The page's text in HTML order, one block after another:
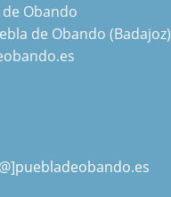
Obando
de Obando (Badajoz)